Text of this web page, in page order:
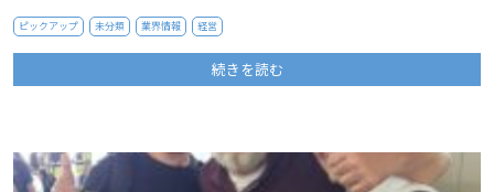
ピックアップ 未分類 業界情報 経営
続きを読む